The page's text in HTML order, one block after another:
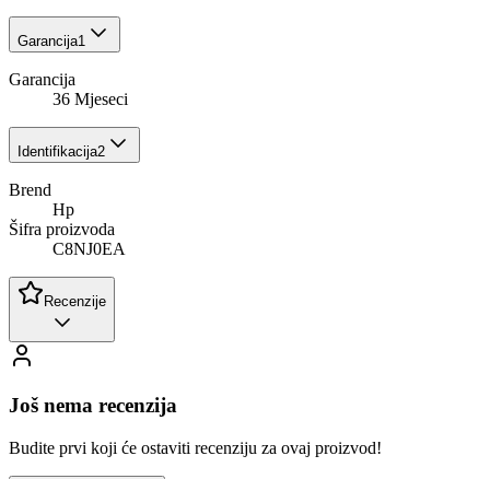
Garancija1
Garancija
36 Mjeseci
Identifikacija2
Brend
Hp
Šifra proizvoda
C8NJ0EA
Recenzije
Još nema recenzija
Budite prvi koji će ostaviti recenziju za ovaj proizvod!